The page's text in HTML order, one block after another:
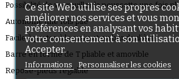
(46 avis)
Possibilité de verrouiller la poussette une fois
Autonome une fois plié
Facile à porter à la main et en bandoulière.
Barre en forme de T pliable et amovible
Repose-pieds réglable
Ce site Web utilise ses propres
améliorer nos services et vous
préférences en analysant vos
votre consentement à son
Accepter.
Informations Personnaliser les cookies